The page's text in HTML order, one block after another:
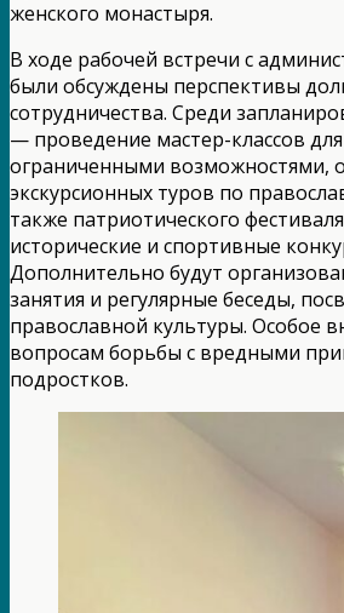
женского монастыря.
В ходе рабочей встречи с
были обсуждены перспективы
сотрудничества. Среди
— проведение мастер-классов
ограниченными возможностями,
экскурсионных туров по
также патриотического
исторические и спортивные
Дополнительно будут
занятия и регулярные беседы,
православной культуры. Особое
вопросам борьбы с вредными
подростков.